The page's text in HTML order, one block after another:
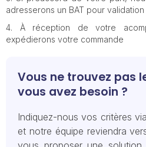
adresserons un BAT pour validation
À réception de votre
expédierons votre commande
Vous ne trouvez pas
vous avez besoin ?
Indiquez-nous vos critères
et notre équipe reviendra